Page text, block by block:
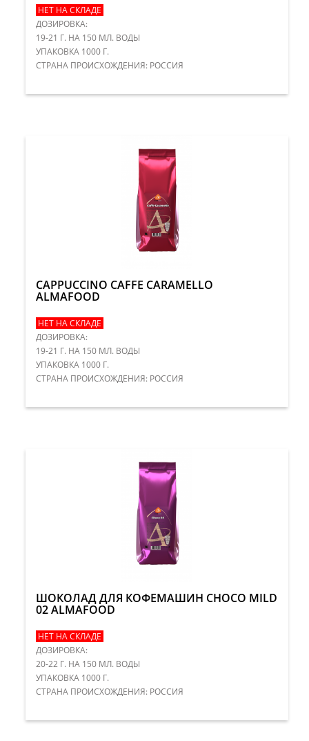
НЕТ НА СКЛАДЕ
ДОЗИРОВКА:
19-21 Г. НА 150 МЛ. ВОДЫ
УПАКОВКА 1000 Г.
СТРАНА ПРОИСХОЖДЕНИЯ: РОССИЯ
CAPPUCCINO CAFFE CARAMELLO
ALMAFOOD
НЕТ НА СКЛАДЕ
ДОЗИРОВКА:
19-21 Г. НА 150 МЛ. ВОДЫ
УПАКОВКА 1000 Г.
СТРАНА ПРОИСХОЖДЕНИЯ: РОССИЯ
ШОКОЛАД ДЛЯ КОФЕМАШИН CHOCO MILD
02 ALMAFOOD
НЕТ НА СКЛАДЕ
ДОЗИРОВКА:
20-22 Г. НА 150 МЛ. ВОДЫ
УПАКОВКА 1000 Г.
СТРАНА ПРОИСХОЖДЕНИЯ: РОССИЯ